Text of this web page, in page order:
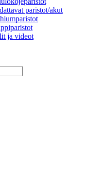
paristot/akut
ja videot